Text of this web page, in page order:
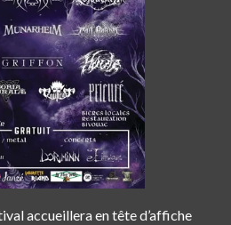
accueillera en tête d’affiche